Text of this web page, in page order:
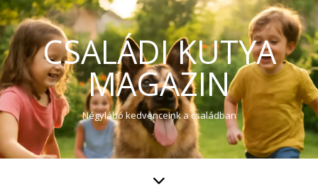
CSALÁDI KUTYA
MAGAZIN
Négylábó kedvenceink a családban